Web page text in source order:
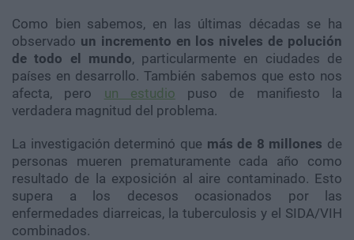
Como bien sabemos, en las últimas décadas se ha
observado un incremento en los niveles de polución
de todo el mundo, particularmente en ciudades de
países en desarrollo. También sabemos que esto nos
afecta, pero un estudio puso de manifiesto la
verdadera magnitud del problema.
La investigación determinó que más de 8 millones de
personas mueren prematuramente cada año como
resultado de la exposición al aire contaminado. Esto
supera a los decesos ocasionados por las
enfermedades diarreicas, la tuberculosis y el SIDA/VIH
combinados.